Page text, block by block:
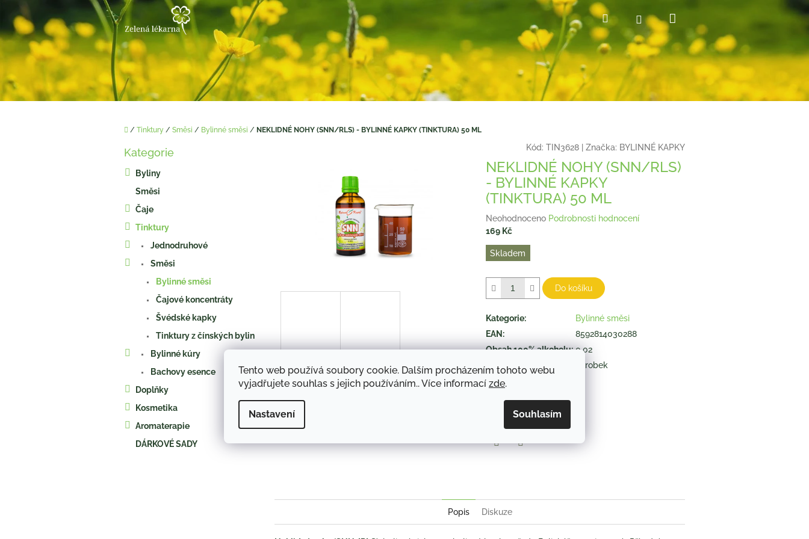
Tento web používá soubory cookie. Dalším procházením tohoto webu
vyjadřujete souhlas s jejich používáním.. Více informací zde.
Nastavení Souhlasím
obsah
HledatPřihlášení
košík
Domů
/ Tinktury / Směsi / Bylinné směsi / NEKLIDNÉ NOHY (SNN/RLS) - BYLINNÉ KAPKY (TINKTURA) 50 ML
Přeskočit
Kategorie
Byliny
Směsi
Čaje
Tinktury
Jednodruhové
Směsi
Bylinné směsi
Čajové koncentráty
Švédské kapky
Tinktury z čínských bylin
Bylinné kúry
Bachovy esence
Doplňky
Kosmetika
Aromaterapie
DÁRKOVÉ SADY
Kód: TIN3628 Značka: BYLINNÉ KAPKY
NEKLIDNÉ NOHY (SNN/RLS)
- BYLINNÉ KAPKY
(TINKTURA) 50 ML
Průměrné
hodnocení
je
z
hvězdiček.
Neohodnoceno Podrobnosti hodnocení
169 Kč
Měrná
cena:
Skladem
Do košíku
Kategorie:
Bylinné směsi
EAN:
8592814030288
Obsah 100% alkoholu: 0,02
druh položky
výrobek
TISK ZEPTAT SE
Popis Diskuze